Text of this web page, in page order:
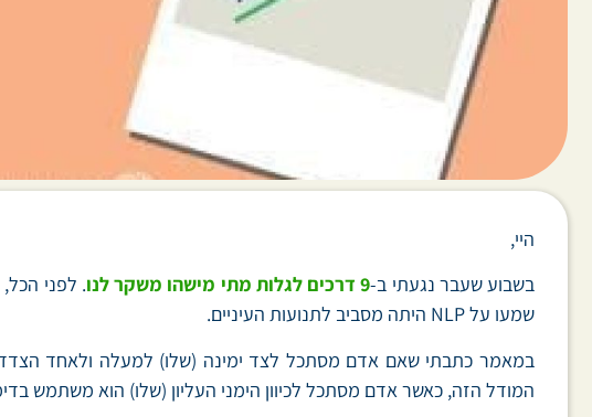
היי,
בשבוע שעבר נגעתי ב-9 דרכים לגלות מתי מישהו משקר לנו
. לפני
שמעו על NLP היתה מסביב לתנועות העיניים.
המודל הזה, כאשר אדם מסתכל לכיוון הימני העליון (שלו) הוא משתמש